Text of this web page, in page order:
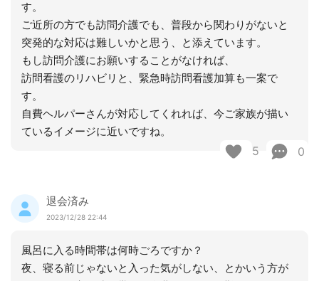
す。
ご近所の方でも訪問介護でも、普段から関わりがないと
突発的な対応は難しいかと思う、と添えています。
もし訪問介護にお願いすることがなければ、
訪問看護のリハビリと、緊急時訪問看護加算も一案で
す。
自費ヘルパーさんが対応してくれれば、今ご家族が描い
ているイメージに近いですね。
5 0
退会済み
2023/12/28 22:44
風呂に入る時間帯は何時ごろですか？
夜、寝る前じゃないと入った気がしない、とかいう方が